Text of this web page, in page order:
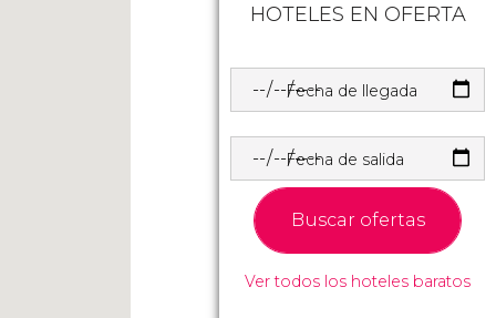
HOTELES EN OFERTA
Fecha de llegada
Fecha de salida
Buscar ofertas
Ver todos los hoteles baratos